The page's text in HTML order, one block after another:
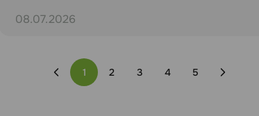
08.07.2026
1 2 3 4 5